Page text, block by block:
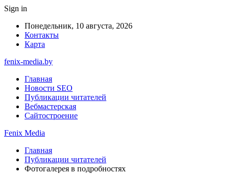
Sign in
Понедельник, 10 августа, 2026
Контакты
Карта
fenix-media.by
Главная
Новости SEO
Публикации читателей
Вебмастерская
Сайтостроение
Fenix Media
Главная
Публикации читателей
Фотогалерея в подробностях